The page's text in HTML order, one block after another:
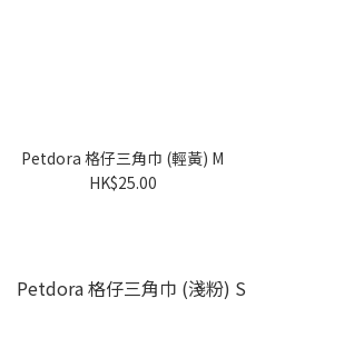
Petdora 格仔三角巾 (輕黃) M
HK$25.00